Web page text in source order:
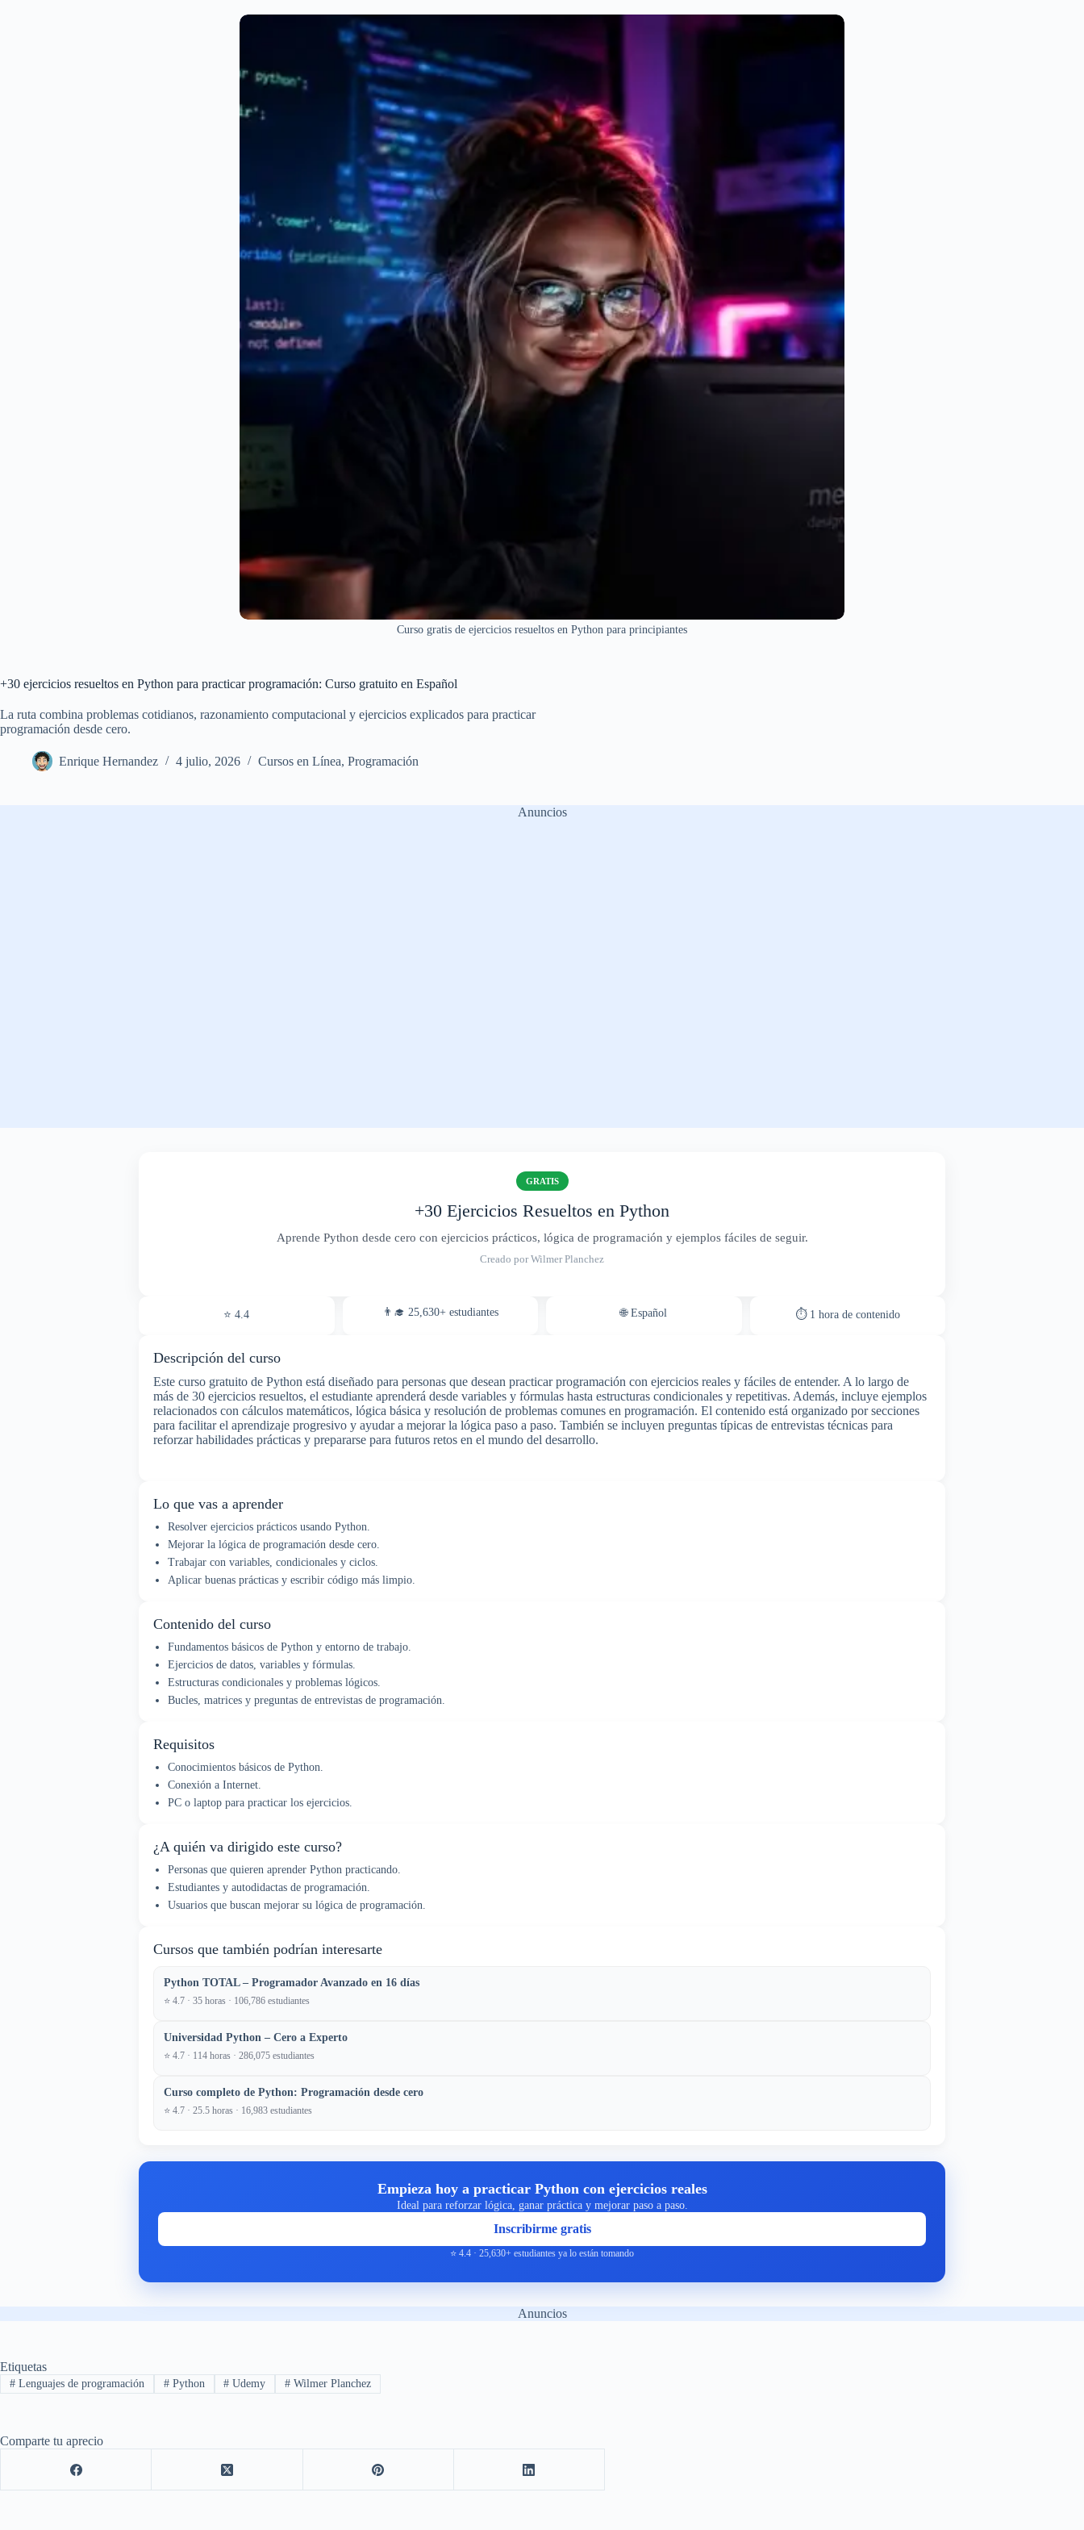
Curso gratis de ejercicios resueltos en Python para principiantes
+30 ejercicios resueltos en Python para practicar programación: Curso gratuito en Español
La ruta combina problemas cotidianos, razonamiento computacional y ejercicios explicados para practicar
programación desde cero.
Enrique Hernandez 4 julio, 2026 Cursos en Línea, Programación
Anuncios
GRATIS
+30 Ejercicios Resueltos en Python
Aprende Python desde cero con ejercicios prácticos, lógica de programación y ejemplos fáciles de seguir.
Creado por Wilmer Planchez
⭐ 4.4 👨‍🎓 25,630+ estudiantes 🌐 Español ⏱ 1 hora de contenido
Descripción del curso
Este curso gratuito de Python está diseñado para personas que desean practicar programación con ejercicios reales y fáciles de entender. A lo largo de
más de 30 ejercicios resueltos, el estudiante aprenderá desde variables y fórmulas hasta estructuras condicionales y repetitivas. Además, incluye ejemplos
relacionados con cálculos matemáticos, lógica básica y resolución de problemas comunes en programación. El contenido está organizado por secciones
para facilitar el aprendizaje progresivo y ayudar a mejorar la lógica paso a paso. También se incluyen preguntas típicas de entrevistas técnicas para
reforzar habilidades prácticas y prepararse para futuros retos en el mundo del desarrollo.
Lo que vas a aprender
Resolver ejercicios prácticos usando Python.
Mejorar la lógica de programación desde cero.
Trabajar con variables, condicionales y ciclos.
Aplicar buenas prácticas y escribir código más limpio.
Contenido del curso
Fundamentos básicos de Python y entorno de trabajo.
Ejercicios de datos, variables y fórmulas.
Estructuras condicionales y problemas lógicos.
Bucles, matrices y preguntas de entrevistas de programación.
Requisitos
Conocimientos básicos de Python.
Conexión a Internet.
PC o laptop para practicar los ejercicios.
¿A quién va dirigido este curso?
Personas que quieren aprender Python practicando.
Estudiantes y autodidactas de programación.
Usuarios que buscan mejorar su lógica de programación.
Cursos que también podrían interesarte
Python TOTAL – Programador Avanzado en 16 días
⭐ 4.7 · 35 horas · 106,786 estudiantes
Universidad Python – Cero a Experto
⭐ 4.7 · 114 horas · 286,075 estudiantes
Curso completo de Python: Programación desde cero
⭐ 4.7 · 25.5 horas · 16,983 estudiantes
Empieza hoy a practicar Python con ejercicios reales
Ideal para reforzar lógica, ganar práctica y mejorar paso a paso.
Inscribirme gratis
⭐ 4.4 · 25,630+ estudiantes ya lo están tomando
Anuncios
Etiquetas
#Lenguajes de programación #Python # Udemy # Wilmer Planchez
Comparte tu aprecio